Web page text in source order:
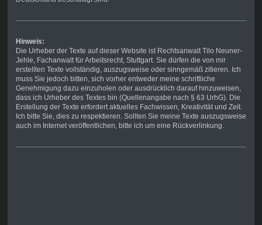
Hinweis:
Die Urheber der Texte auf dieser Website ist Rechtsanwalt Tilo Neuner-
Jehle, Fachanwalt für Arbeitsrecht, Stuttgart. Sie dürfen die von mir
erstellten Texte vollständig, auszugsweise oder sinngemäß zitieren. Ich
muss Sie jedoch bitten, sich vorher entweder meine schriftliche
Genehmigung dazu einzuholen oder ausdrücklich darauf hinzuweisen,
dass ich Urheber des Textes bin (Quellenangabe nach § 63 UrhG). Die
Erstellung der Texte erfordert aktuelles Fachwissen, Kreativität und Zeit.
Ich bitte Sie, dies zu respektieren. Sollten Sie meine Texte auszugsweise
auch im Internet veröffentlichen, bitte ich um eine Rückverlinkung.